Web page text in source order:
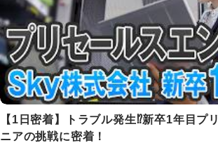
【1日密着】トラブル発生⁉新卒1年目プ
ニアの挑戦に密着！